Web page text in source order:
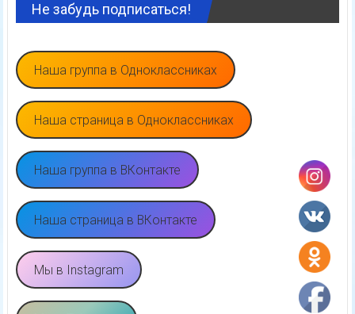
Не забудь подписаться!
Наша группа в Одноклассниках
Наша страница в Одноклассниках
Наша группа в ВКонтакте
Наша страница в ВКонтакте
Мы в Instagram